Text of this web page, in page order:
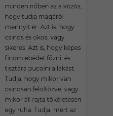
minden nőben az a közös,
hogy tudja magáról
mennyit ér. Azt is, hogy
csinos és okos, vagy
sikeres. Azt is, hogy képes
finom ebédet főzni, és
tisztára pucolni a lakást.
Tudja, hogy mikor van
csinosan felöltözve, vagy
mikor áll rajta tökéletesen
egy ruha. Tudja, mert az